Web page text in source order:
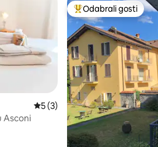
Prosječna ocjena: 5/5,
5 (3)
Asconi
Među najviše
Odabrali gosti